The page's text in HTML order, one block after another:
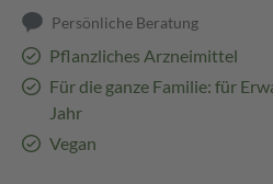
Persönliche Beratung
Pflanzliches Arzneimittel
Für die ganze Familie: für
Jahr
Vegan